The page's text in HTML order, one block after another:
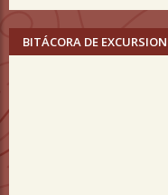
BITÁCORA DE